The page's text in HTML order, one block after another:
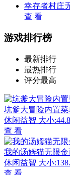
幸存者村庄
查 看
游戏排行榜
最新排行
最热排行
评分最高
坑爹大冒险内置菜
休闲益智 大小
查 看
我的汤姆猫无限金
休闲益智 大小
查 看